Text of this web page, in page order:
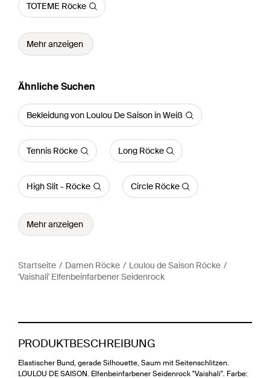
TOTEME Röcke
Mehr anzeigen
Ähnliche Suchen
Bekleidung von Loulou De Saison in Weiß
Tennis Röcke Long Röcke
High Slit - Röcke Circle Röcke
Mehr anzeigen
Startseite Damen Röcke
Loulou de Saison Röcke
'Vaishali' Elfenbeinfarbener Seidenrock
PRODUKTBESCHREIBUNG
Elastischer Bund, gerade Silhouette, Saum mit Seitenschlitzen.
LOULOU DE SAISON. Elfenbeinfarbener Seidenrock "Vaishali". Farbe: